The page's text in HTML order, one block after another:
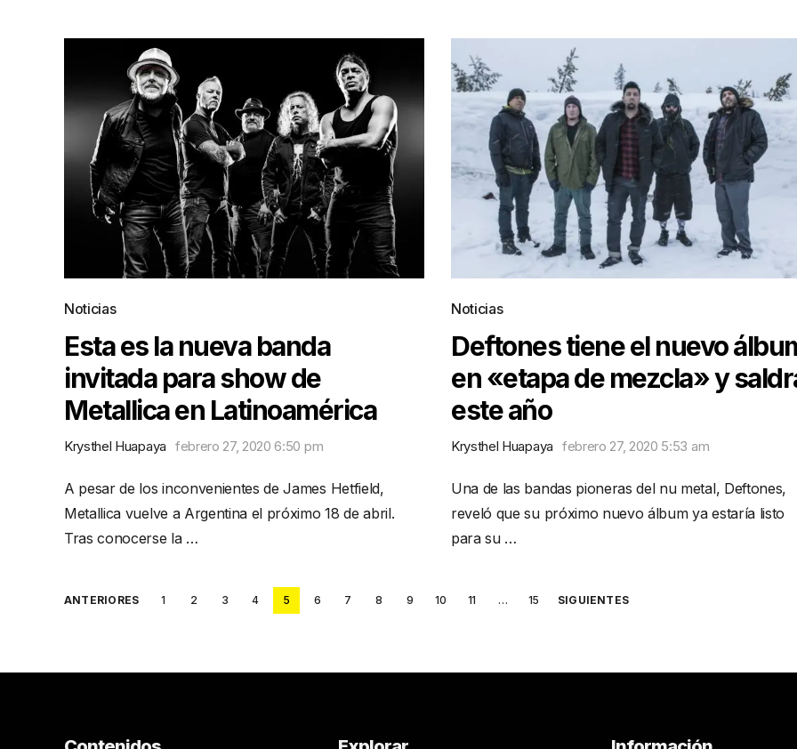
Noticias
Esta es la nueva banda
invitada para show de
Metallica en Latinoamérica
Krysthel Huapaya febrero 27, 2020 6:50 pm
A pesar de los inconvenientes de James Hetfield,
Metallica vuelve a Argentina el próximo 18 de abril.
Tras conocerse la …
Noticias
Deftones tiene el nuevo
en «etapa de mezcla» y
este año
Krysthel Huapaya febrero 27, 2020 5:53 am
Una de las bandas pioneras del nu metal, Deftones,
reveló que su próximo nuevo álbum ya estaría listo
para su …
Posts
ANTERIORES 1 2 3 4 5 6 7 8 9 10 11 … 15 SIGUIENTES